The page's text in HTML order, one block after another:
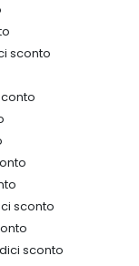
sconto
sconto
sconto